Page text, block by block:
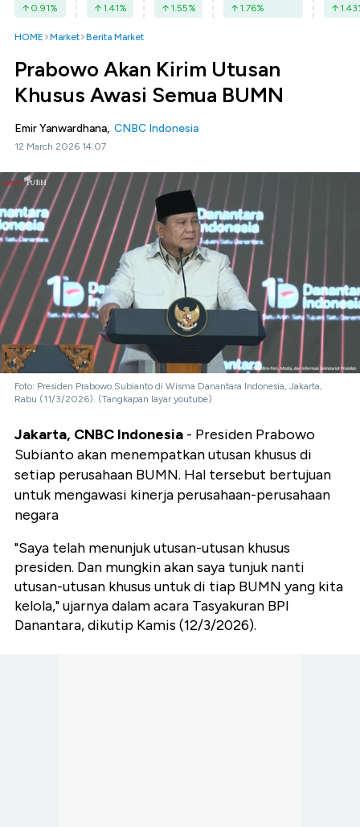
0.91% 1.41% 1.55% 1.76% 1.43
HOME Market Berita Market
Prabowo Akan Kirim Utusan
Khusus Awasi Semua BUMN
Emir Yanwardhana, CNBC Indonesia
12 March 2026 14:07
Foto: Presiden Prabowo Subianto di Wisma Danantara Indonesia, Jakarta,
Rabu (11/3/2026). (Tangkapan layar youtube)
Jakarta, CNBC Indonesia - Presiden Prabowo
Subianto akan menempatkan utusan khusus di
setiap perusahaan BUMN. Hal tersebut bertujuan
untuk mengawasi kinerja perusahaan-perusahaan
negara
"Saya telah menunjuk utusan-utusan khusus
presiden. Dan mungkin akan saya tunjuk nanti
utusan-utusan khusus untuk di tiap BUMN yang kita
kelola," ujarnya dalam acara Tasyakuran BPI
Danantara, dikutip Kamis (12/3/2026).